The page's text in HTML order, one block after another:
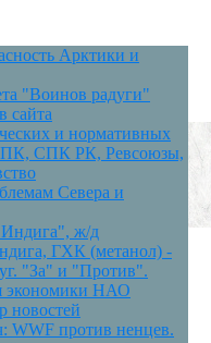
Арктики и
"Воинов радуги"
сайта
и нормативных
СПК РК, Ревсоюзы,
Севера и
ж/д
ГХК (метанол) -
"За" и "Против".
экономики НАО
новостей
WWF против ненцев.